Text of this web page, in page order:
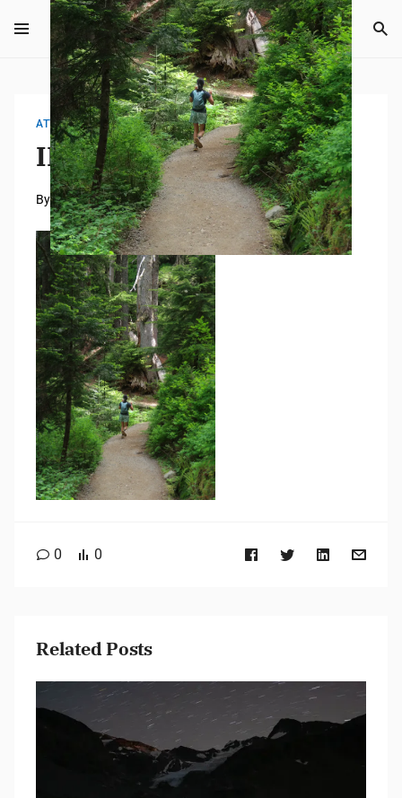
ATTACHMENT
IMG_6105
ByTempei Takeuchi 2026年7月6日 0 mins read
0 0
Related Posts